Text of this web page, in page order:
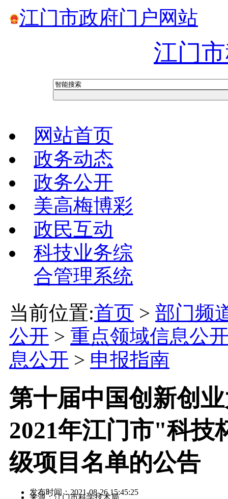
江门市政府门户网站
江门
网站首页
政务动态
政务公开
美高梅博彩
政民互动
科技业务综
合管理系统
当前位置:首页 > 部门频
公开 > 重点领域信息公
息公开 > 申报指南
第十届中国创新创
2021年江门市"科技
级项目名单的公告
发布时间：2021-08-26 15:45:25
来源：江门市科学技术局